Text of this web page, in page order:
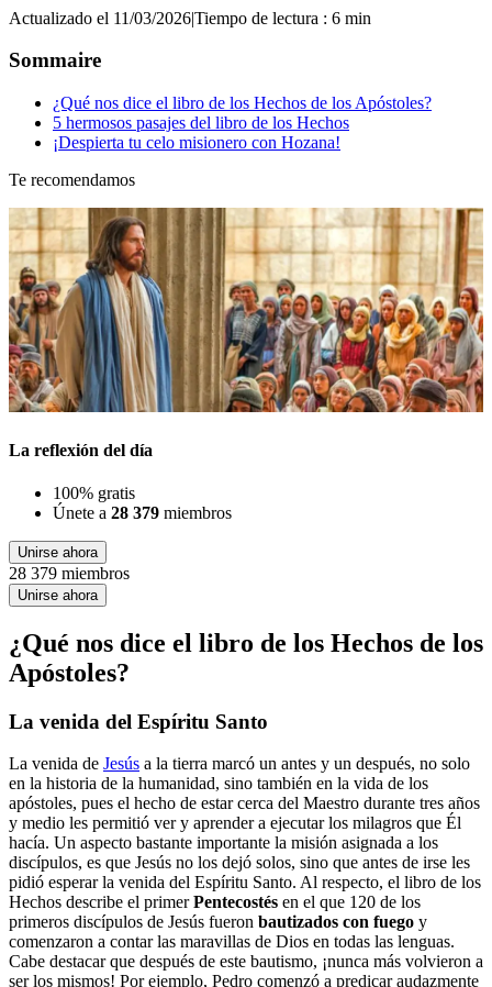
Actualizado el 11/03/2026|Tiempo de lectura : 6 min
Sommaire
¿Qué nos dice el libro de los Hechos de los Apóstoles?
5 hermosos pasajes del libro de los Hechos
¡Despierta tu celo misionero con Hozana!
Te recomendamos
La reflexión del día
100% gratis
Únete a 28 379 miembros
Unirse ahora
28 379 miembros
Unirse ahora
¿Qué nos dice el libro de los Hechos de los
Apóstoles?
La venida del Espíritu Santo
La venida de Jesús a la tierra marcó un antes y un después, no solo
en la historia de la humanidad, sino también en la vida de los
apóstoles, pues el hecho de estar cerca del Maestro durante tres años
y medio les permitió ver y aprender a ejecutar los milagros que Él
hacía. Un aspecto bastante importante la misión asignada a los
discípulos, es que Jesús no los dejó solos, sino que antes de irse les
pidió esperar la venida del Espíritu Santo. Al respecto, el libro de los
Hechos describe el primerPentecostés en el que 120 de los
primeros discípulos de Jesús fueron bautizados con fuego y
comenzaron a contar las maravillas de Dios en todas las lenguas.
Cabe destacar que después de este bautismo, ¡nunca más volvieron a
ser los mismos! Por ejemplo, Pedro comenzó a predicar audazmente